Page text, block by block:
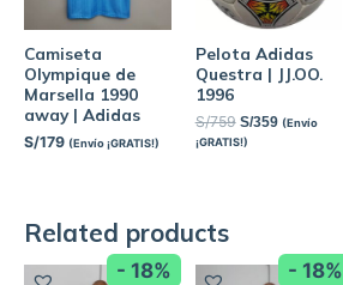
Camiseta
Olympique de
Marsella 1990
away | Adidas
S/179 (Envío ¡GRATIS!)
Pelota Adidas
Questra | JJ.OO.
1996
S/759 S/359 (Envío
¡GRATIS!)
Related products
- 18% - 18%